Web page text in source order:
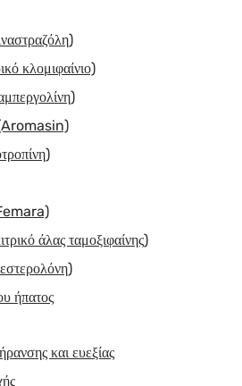
κλομιφαίνιο)
άλας ταμοξιφαίνης)
ήπατος
και ευεξίας